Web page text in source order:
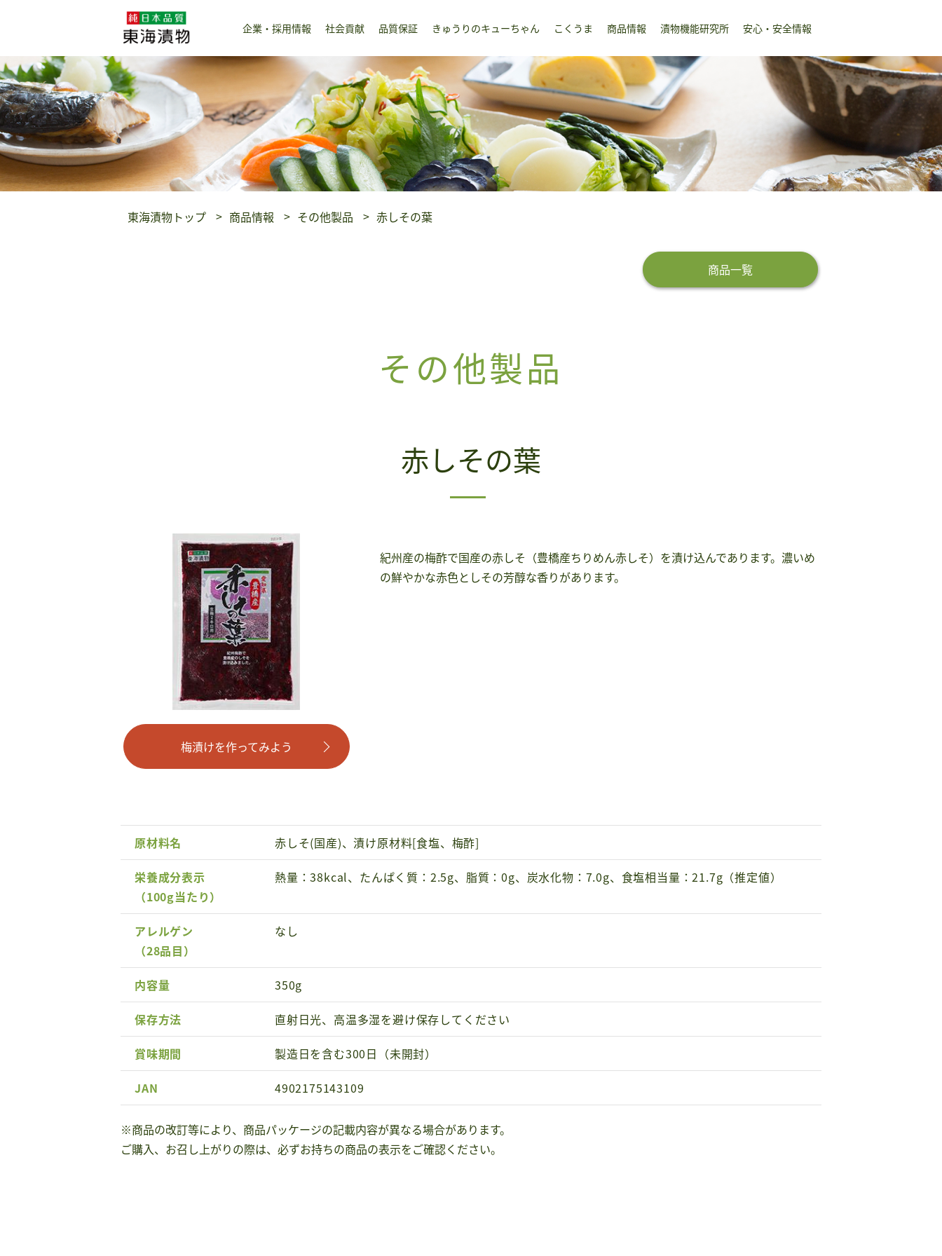
企業・採用情報 社会貢献 品質保証 きゅうりのキューちゃん こくうま 商品情報 漬物機能研究所 安心・安全情報
東海漬物トップ 商品情報 その他製品 赤しその葉
商品一覧
その他製品
赤しその葉
梅漬けを作ってみよう
紀州産の梅酢で国産の赤しそ（豊橋産ちりめん赤しそ）を漬け込んであります。濃いめ
の鮮やかな赤色としその芳醇な香りがあります。
原材料名 赤しそ(国産)、漬け原材料[食塩、梅酢]
栄養成分表示
（100g当たり）
熱量：38kcal、たんぱく質：2.5g、脂質：0g、炭水化物：7.0g、食塩相当量：21.7g（推定値）
アレルゲン
（28品目）
なし
内容量 350g
保存方法 直射日光、高温多湿を避け保存してください
賞味期間 製造日を含む300日（未開封）
JAN 4902175143109
※商品の改訂等により、商品パッケージの記載内容が異なる場合があります。
ご購入、お召し上がりの際は、必ずお持ちの商品の表示をご確認ください。